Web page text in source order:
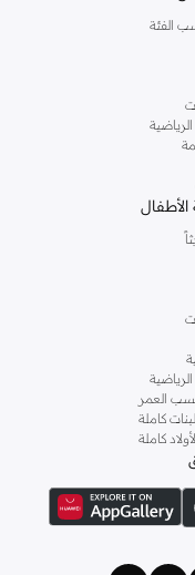
سبورت المميز وألوانه الخاصة.
بي ام دبليو موتور سبورت تقدم
على قطعتك المفضلة الجديدة
الفئة
العمر
كاملة
كاملة